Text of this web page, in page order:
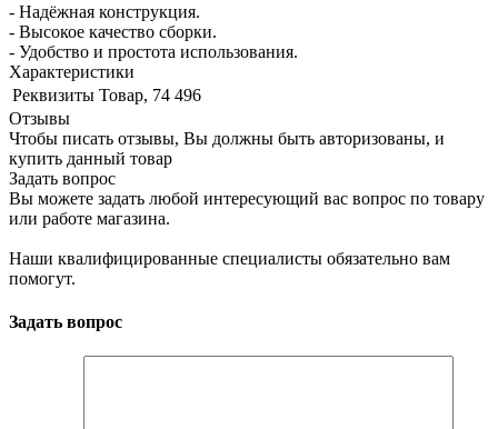
- Надёжная конструкция.
- Высокое качество сборки.
- Удобство и простота использования.
Характеристики
Реквизиты Товар, 74 496
Отзывы
Чтобы писать отзывы, Вы должны быть авторизованы, и
купить данный товар
Задать вопрос
Вы можете задать любой интересующий вас вопрос по товару
или работе магазина.
Наши квалифицированные специалисты обязательно вам
помогут.
Задать вопрос